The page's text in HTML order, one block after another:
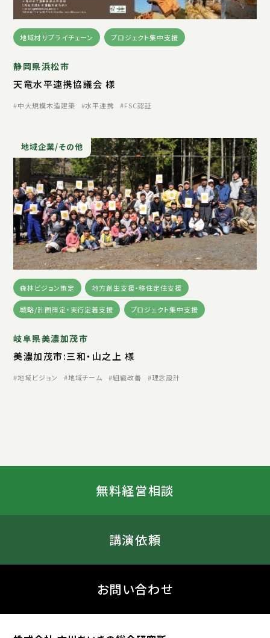
地域材サプライチェーン プロジェクト集中支援
静岡県浜松市
天竜水平連携協議会 様
中大規模木造建築 水平連携 FSC認証
地域企業/その他
森林ビジョン策定 地方創生支援・移住定住支援
戦略/計画策定・実行定着支援 プロジェクト集中支援
岐阜県美濃加茂市
美濃加茂市:三和・山之上 様
地域ビジョン 地域チーム 組織改善 理念設計
無料経営相談
講演依頼
お問い合わせ